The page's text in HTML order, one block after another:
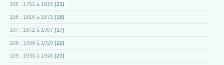
105 : 1751 à 1815 (21)
106 : 1816 à 1871 (18)
107 : 1872 à 1907 (17)
108 : 1908 à 1929 (22)
109 : 1930 à 1946 (23)